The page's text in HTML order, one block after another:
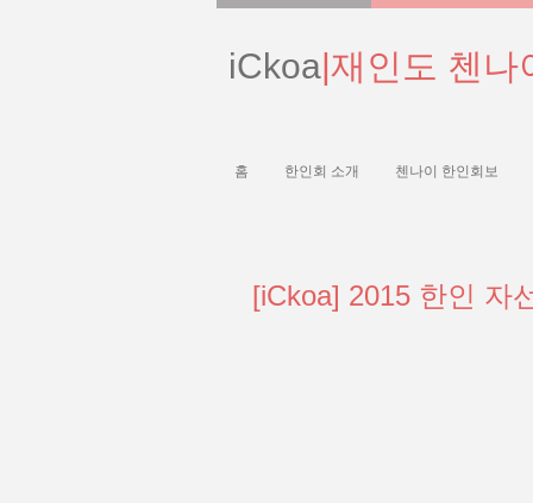
iCkoa|재인도 첸나
홈 한인회 소개 첸나이 한인회보
[iCkoa] 2015 한인 자